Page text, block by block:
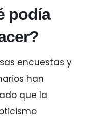
podía
encuestas y
han
que la